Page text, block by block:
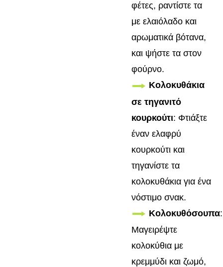
φέτες, ραντίστε τα
με ελαιόλαδο και
αρωματικά βότανα,
και ψήστε τα στον
φούρνο.
Κολοκυθάκια
σε τηγανιτό
κουρκούτι: Φτιάξτε
έναν ελαφρύ
κουρκούτι και
τηγανίστε τα
κολοκυθάκια για ένα
νόστιμο σνακ.
Κολοκυθόσουπα:
Μαγειρέψτε
κολοκύθια με
κρεμμύδι και ζωμό,